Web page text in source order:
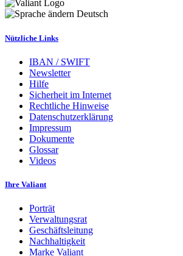
Deutsch
Nützliche Links
IBAN / SWIFT
Newsletter
Hilfe
Sicherheit im Internet
Rechtliche Hinweise
Datenschutzerklärung
Impressum
Dokumente
Glossar
Videos
Ihre Valiant
Porträt
Verwaltungsrat
Geschäftsleitung
Nachhaltigkeit
Marke Valiant